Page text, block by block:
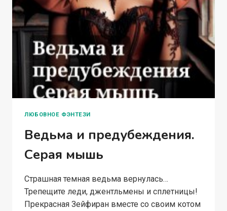
ЛЮБОВНОЕ ФЭНТЕЗИ
Ведьма и предубеждения.
Серая мышь
Страшная темная ведьма вернулась…
Трепещите леди, джентльмены и сплетницы!
Прекрасная Зейфиран вместе со своим котом